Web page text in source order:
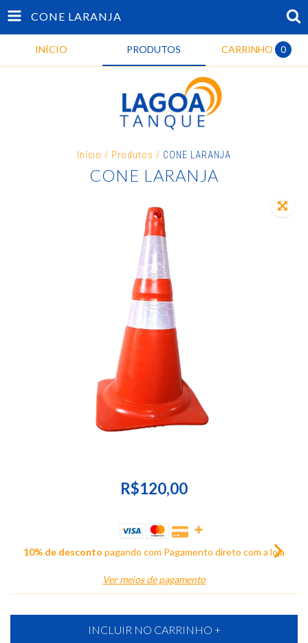
CONE LARANJA
INÍCIO PRODUTOS CARRINHO 0
Início / Produtos / CONE LARANJA
CONE LARANJA
R$120,00
10% de desconto pagando com Pagamento direto com a loja
Ver meios de pagamento